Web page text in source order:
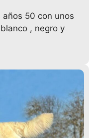
50 con unos
, negro y